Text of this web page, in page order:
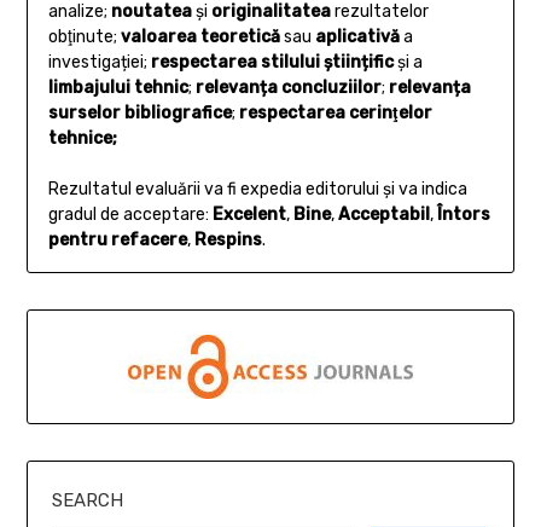
analize; noutateași originalitatearezultatelor
obţinute; valoarea teoreticăsau aplicativăa
investigației; respectarea stilului științificși a
limbajului tehnic; relevanța concluziilor; relevanța
surselor bibliografice; respectarea cerinţelor
tehnice;
Rezultatul evaluării va fi expedia editorului și va indica
gradul de acceptare: Excelent, Bine,Acceptabil, Întors
pentru refacere, Respins.
SEARCH